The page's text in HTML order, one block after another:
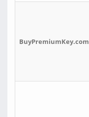
BuyPremiumKey.com